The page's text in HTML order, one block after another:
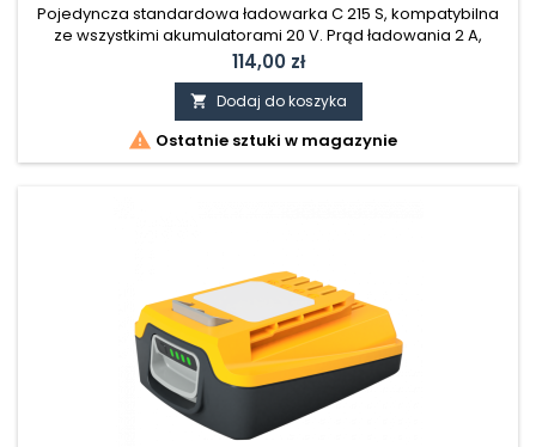
Pojedyncza standardowa ładowarka C 215 S, kompatybilna
ze wszystkimi akumulatorami 20 V. Prąd ładowania 2 A,
standardowa prędkość ładowania. Dostępne jedno gniazdo
do ładowania. Ładowarka wyposażona jest we wtyczkę UE.
SERIA URZĄDZENIA: ESSENTIAL SERIA 100
Cena
114,00 zł
 Dodaj do koszyka
 Ostatnie sztuki w magazynie